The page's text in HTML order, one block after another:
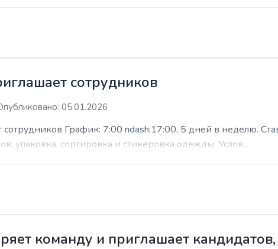
сотрудников
05.01.2026
График: 7:00 ndash;17:00, 5 дней в неделю.
упаковка, сортировка и стикеровка одежды. Услов...
команду и приглашает